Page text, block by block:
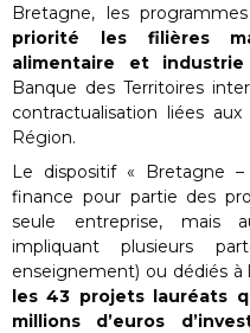
Bretagne, les programmes
priorité les filières
alimentaire et
Banque des Territoires
contractualisation liées
Région.
Le dispositif « Bretagne
finance pour partie des
seule entreprise, mais
impliquant plusieurs
enseignement) ou dédiés à
les 43 projets lauréats
millions d’euros